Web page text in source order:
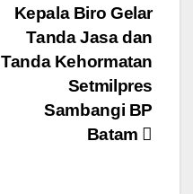
Kepala Biro Gelar
Tanda Jasa dan
Tanda Kehormatan
Setmilpres
Sambangi BP
Batam